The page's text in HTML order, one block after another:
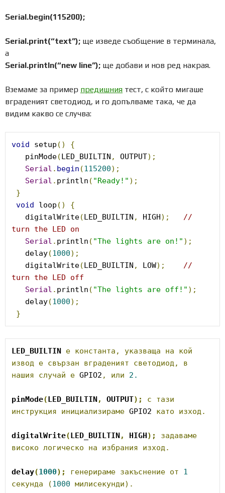
Serial.begin(115200);
Serial.print(“text”); ще изведе съобщение в терминала,
а
Serial.println(“new line”); ще добави и нов ред накрая.
Вземаме за пример предишния тест, с който мигаше
вграденият светодиод, и го допълваме така, че да
видим какво се случва:
void setup ()
{
   pinMode
( LED_BUILTIN , OUTPUT);
Serial . begin (115200);
Serial . println ( "Ready!" );
}
void
loop ()
{
   digitalWrite
( LED_BUILTIN , HIGH );
//
turn the LED on
Serial . println ( "The lights are on!" );
   delay
(1000);
   digitalWrite
( LED_BUILTIN , LOW);
//
turn the LED off
Serial . println ( "The lights are off!" );
   delay
(1000);
}
LED_BUILTIN е константа, указваща на
кой
извод е свързан вграденият светодиод,
в
нашия
случай е GPIO2 , или 2.
pinMode( LED_BUILTIN , OUTPUT); с
тази
инструкция
инициализираме GPIO2 като изход.
digitalWrite( LED_BUILTIN , HIGH );
задаваме
високо логическо на избрания изход.
delay(1000); генерираме закъснение от
1
секунда
(1000 милисекунди).